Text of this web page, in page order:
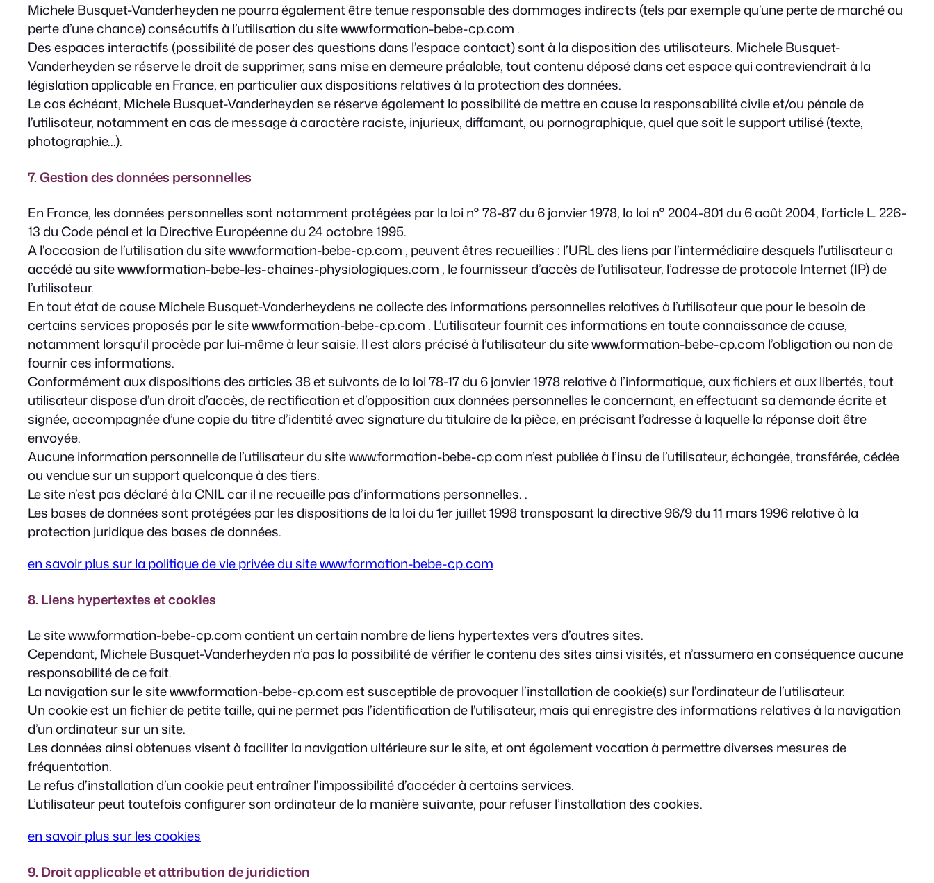
Michele Busquet-Vanderheyden ne pourra également être tenue responsable des dommages indirects (tels par exemple qu’une perte de marché ou
perte d’une chance) consécutifs à l’utilisation du site www.formation-bebe-cp.com .
Des espaces interactifs (possibilité de poser des questions dans l’espace contact) sont à la disposition des utilisateurs. Michele Busquet-
Vanderheyden se réserve le droit de supprimer, sans mise en demeure préalable, tout contenu déposé dans cet espace qui contreviendrait à la
législation applicable en France, en particulier aux dispositions relatives à la protection des données.
Le cas échéant, Michele Busquet-Vanderheyden se réserve également la possibilité de mettre en cause la responsabilité civile et/ou pénale de
l’utilisateur, notamment en cas de message à caractère raciste, injurieux, diffamant, ou pornographique, quel que soit le support utilisé (texte,
photographie…).
7. Gestion des données personnelles
En France, les données personnelles sont notamment protégées par la loi n° 78-87 du 6 janvier 1978, la loi n° 2004-801 du 6 août 2004, l’article L. 226-
13 du Code pénal et la Directive Européenne du 24 octobre 1995.
A l’occasion de l’utilisation du site www.formation-bebe-cp.com , peuvent êtres recueillies : l’URL des liens par l’intermédiaire desquels l’utilisateur a
accédé au site www.formation-bebe-les-chaines-physiologiques.com , le fournisseur d’accès de l’utilisateur, l’adresse de protocole Internet (IP) de
l’utilisateur.
En tout état de cause Michele Busquet-Vanderheydens ne collecte des informations personnelles relatives à l’utilisateur que pour le besoin de
certains services proposés par le site www.formation-bebe-cp.com . L’utilisateur fournit ces informations en toute connaissance de cause,
notamment lorsqu’il procède par lui-même à leur saisie. Il est alors précisé à l’utilisateur du site www.formation-bebe-cp.com l’obligation ou non de
fournir ces informations.
Conformément aux dispositions des articles 38 et suivants de la loi 78-17 du 6 janvier 1978 relative à l’informatique, aux fichiers et aux libertés, tout
utilisateur dispose d’un droit d’accès, de rectification et d’opposition aux données personnelles le concernant, en effectuant sa demande écrite et
signée, accompagnée d’une copie du titre d’identité avec signature du titulaire de la pièce, en précisant l’adresse à laquelle la réponse doit être
envoyée.
Aucune information personnelle de l’utilisateur du site www.formation-bebe-cp.com n’est publiée à l’insu de l’utilisateur, échangée, transférée, cédée
ou vendue sur un support quelconque à des tiers.
Le site n’est pas déclaré à la CNIL car il ne recueille pas d’informations personnelles. .
Les bases de données sont protégées par les dispositions de la loi du 1er juillet 1998 transposant la directive 96/9 du 11 mars 1996 relative à la
protection juridique des bases de données.
en savoir plus sur la politique de vie privée du site www.formation-bebe-cp.com
8. Liens hypertextes et cookies
Le site www.formation-bebe-cp.com contient un certain nombre de liens hypertextes vers d’autres sites.
Cependant, Michele Busquet-Vanderheyden n’a pas la possibilité de vérifier le contenu des sites ainsi visités, et n’assumera en conséquence aucune
responsabilité de ce fait.
La navigation sur le site www.formation-bebe-cp.com est susceptible de provoquer l’installation de cookie(s) sur l’ordinateur de l’utilisateur.
Un cookie est un fichier de petite taille, qui ne permet pas l’identification de l’utilisateur, mais qui enregistre des informations relatives à la navigation
d’un ordinateur sur un site.
Les données ainsi obtenues visent à faciliter la navigation ultérieure sur le site, et ont également vocation à permettre diverses mesures de
fréquentation.
Le refus d’installation d’un cookie peut entraîner l’impossibilité d’accéder à certains services.
L’utilisateur peut toutefois configurer son ordinateur de la manière suivante, pour refuser l’installation des cookies.
en savoir plus sur les cookies
9. Droit applicable et attribution de juridiction